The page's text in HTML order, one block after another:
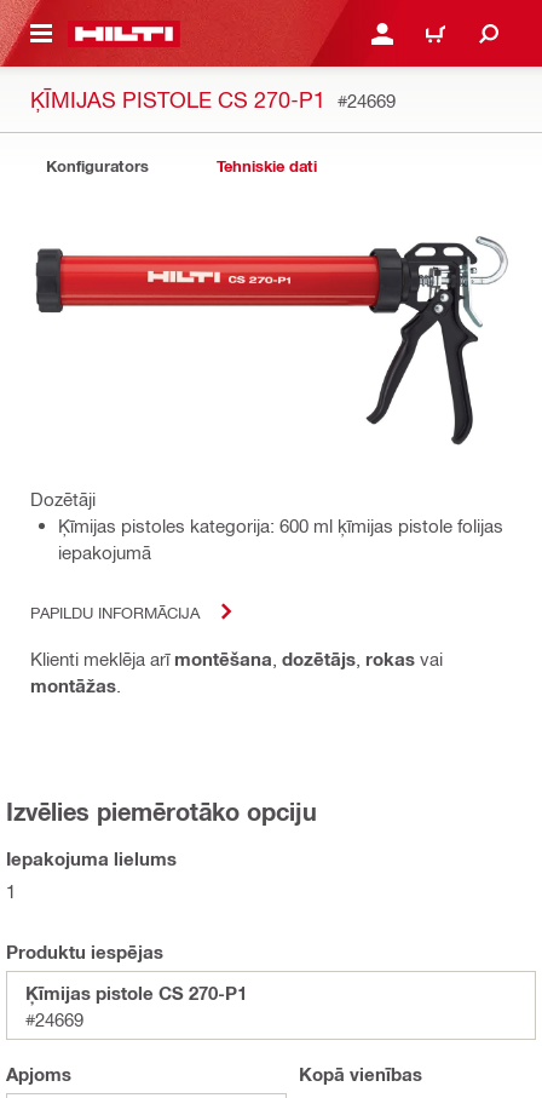
SATURU PIESLĒGTIES VAI
IEPIRKŠANĀS
ĶĪMIJAS PISTOLE CS 270-P1 #24669
Konfigurators Tehniskie dati
Dozētāji
Ķīmijas pistoles kategorija: 600 ml ķīmijas pistole folijas
iepakojumā
PAPILDU INFORMĀCIJA
Klienti meklēja arī montēšana dozētājs rokas vai
montāžas
Izvēlies piemērotāko opciju
Iepakojuma lielums
1
Produktu iespējas
Ķīmijas pistole CS 270-P1
#24669
Apjoms Kopā vienības